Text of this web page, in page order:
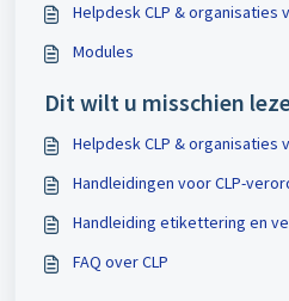
Helpdesk CLP & organisaties
Modules
Dit wilt u misschien
Helpdesk CLP & organisaties
Handleidingen voor CLP-
Handleiding etikettering en
FAQ over CLP